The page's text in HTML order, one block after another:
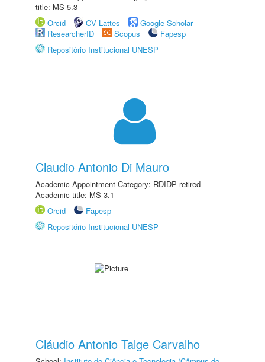
title: MS-5.3
Orcid
CV Lattes
Google Scholar
ResearcherID
Scopus
Fapesp
Repositório Institucional UNESP
Claudio Antonio Di Mauro
Academic Appointment Category: RDIDP retired
Academic title: MS-3.1
Orcid
Fapesp
Repositório Institucional UNESP
Cláudio Antonio Talge Carvalho